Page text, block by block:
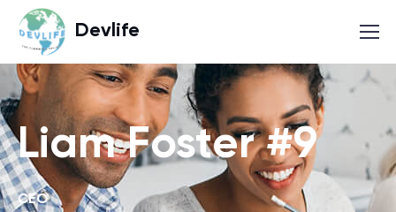
Devlife
Liam Foster #9
CEO